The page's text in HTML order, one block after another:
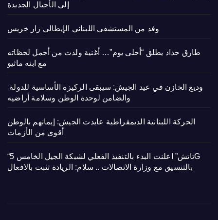
إلى الأجيال الجديدة
وفد من المستشفى اللبناني الإيطالي زار خريس
طارق حداد يطلق “أحلى يوم”… أغنية ولدت من أجمل لحظاته
مع ابنه ماثيو
والضامن لوحدة الوطن وسلامة أراضيه
الحركة اللبنانية الديمقراطية عايدت الجيش: إيمانهم بالوطن
أقوى من الأزمات
“تاتش” اعلنت البدء بالتنفيذ الفعلي لشبكة الجيل الخامس 5G
بالتنسيق مع وزارة الاتصالات .. سلام: الريادة تثبت بالافعال